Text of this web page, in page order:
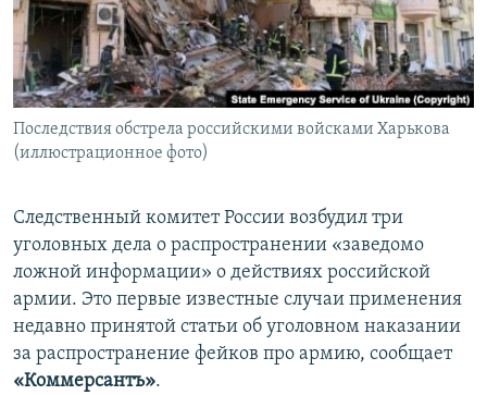
ПОБЕДИТЕЛЕЙ НЕ СУДЯТ?
КРЫМ.НЕПОКОРЕННЫЙ
ELIFBE
УКРАИНСКАЯ ПРОБЛЕМА КРЫМА
ПРИСОЕДИНЯЙТЕСЬ!
Все сайты RFE/RL
Последствия обстрела российскими войсками Харькова
(иллюстрационное фото)
Следственный комитет России возбудил три
уголовных дела о распространении «заведомо
ложной информации» о действиях российской
армии. Это первые известные случаи применения
недавно принятой статьи об уголовном наказании
за распространение фейков про армию, сообщает
«Коммерсантъ».